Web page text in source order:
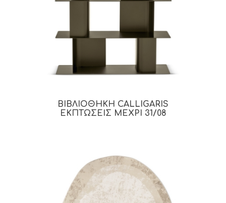
ΒΙΒΛΙΟΘΗΚΗ CALLIGARIS
ΕΚΠΤΩΣΕΙΣ ΜΕΧΡΙ 31/08